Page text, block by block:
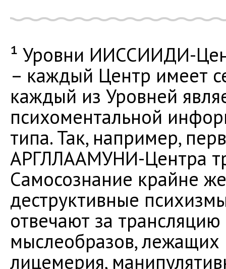
¹ Уровни ИИССИИДИ-
– каждый Центр имеет
каждый из Уровней
психоментальной
типа. Так, например,
АРГЛЛААМУНИ-Центра
Самосознание крайне
деструктивные
отвечают за
мыслеобразов, лежащих
лицемерия,